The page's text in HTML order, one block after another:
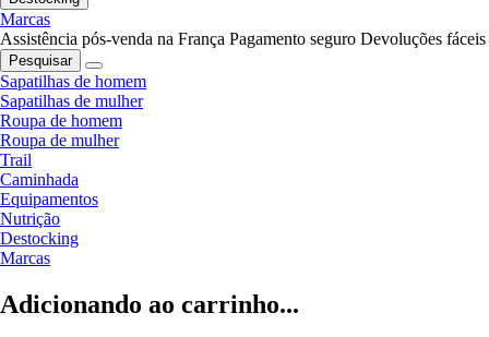
Marcas
Assistência pós-venda na França Pagamento seguro Devoluções fáceis
Pesquisar
Sapatilhas de homem
Sapatilhas de mulher
Roupa de homem
Roupa de mulher
Trail
Caminhada
Equipamentos
Nutrição
Destocking
Marcas
Adicionando ao carrinho...